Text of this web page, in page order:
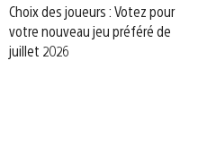
Choix des joueurs : Votez pour
votre nouveau jeu préféré de
juillet 2026